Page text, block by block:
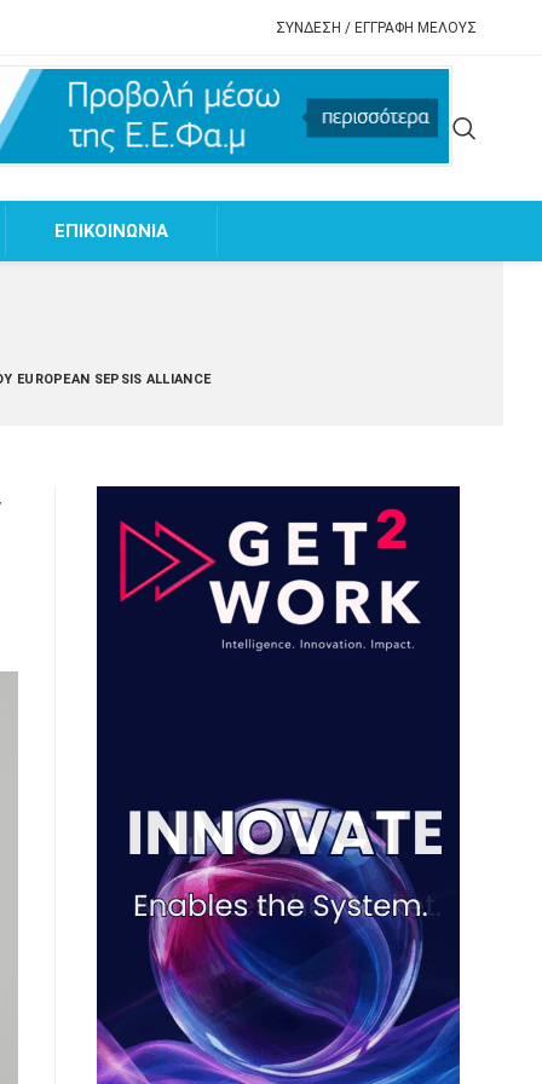
ΣΥΝΔΕΣΗ / ΕΓΓΡΑΦΗ ΜΕΛΟΥΣ
EΠΙΚΟΙΝΩΝΙΑ
SEPSIS ALLIANCE